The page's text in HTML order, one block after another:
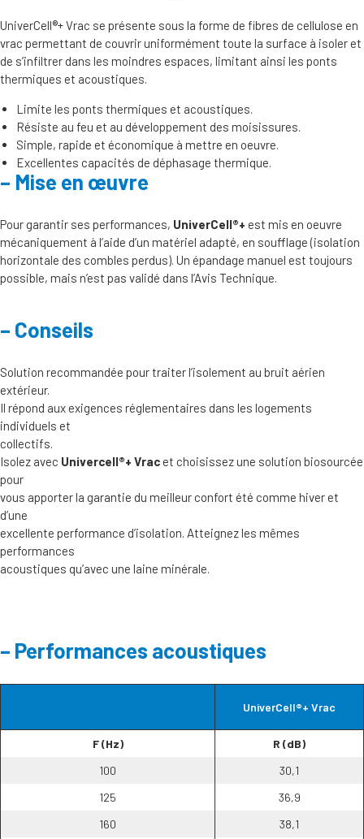
UniverCell®+ Vrac se présente sous la forme de fibres de cellulose en
vrac permettant de couvrir uniformément toute la surface à isoler et
de s’infiltrer dans les moindres espaces, limitant ainsi les ponts
thermiques et acoustiques.
Limite les ponts thermiques et acoustiques.
Résiste au feu et au développement des moisissures.
Simple, rapide et économique à mettre en oeuvre.
Excellentes capacités de déphasage thermique.
Mise en œuvre
Pour garantir ses performances, UniverCell®+ est mis en oeuvre
mécaniquement à l’aide d’un matériel adapté, en soufflage (isolation
horizontale des combles perdus). Un épandage manuel est toujours
possible, mais n’est pas validé dans l’Avis Technique.
Conseils
Solution recommandée pour traiter l’isolement au bruit aérien
extérieur.
Il répond aux exigences réglementaires dans les logements
individuels et
collectifs.
Isolez avec Univercell®+ Vracet choisissez une solution biosourcée
pour
vous apporter la garantie du meilleur confort été comme hiver et
d’une
excellente performance d’isolation. Atteignez les mêmes
performances
acoustiques qu’avec une laine minérale.
Performances acoustiques
UniverCell®+ Vrac
F (Hz)
R (dB)
100
30,1
125
36,9
160
38,1